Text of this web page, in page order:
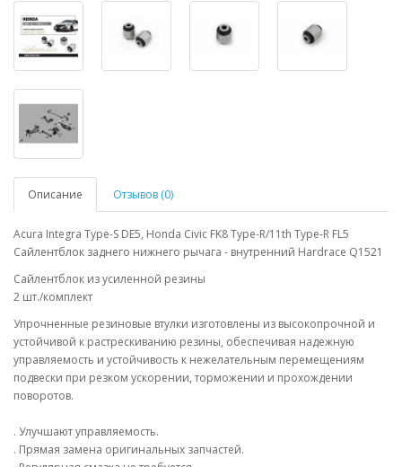
Описание Отзывов (0)
Acura Integra Type-S DE5, Honda Civic FK8 Type-R/11th Type-R FL5
Сайлентблок заднего нижнего рычага - внутренний Hardrace Q1521
Сайлентблок из усиленной резины
2 шт./комплект
Упрочненные резиновые втулки изготовлены из высокопрочной и
устойчивой к растрескиванию резины, обеспечивая надежную
управляемость и устойчивость к нежелательным перемещениям
подвески при резком ускорении, торможении и прохождении
поворотов.
. Улучшают управляемость.
. Прямая замена оригинальных запчастей.